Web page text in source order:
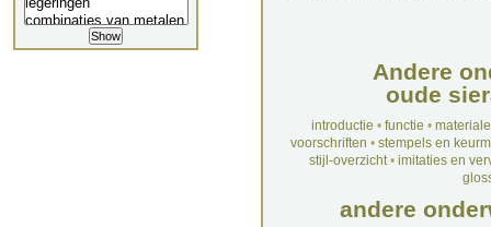
Andere
oude
introductie • functie •
voorschriften • stempels en
stijl-overzicht• imitaties en
andere